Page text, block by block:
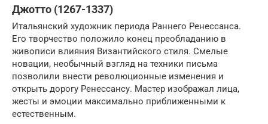
Джотто (1267-1337)
Итальянский художник периода Раннего Ренессанса.
Его творчество положило конец преобладанию в
живописи влияния Византийского стиля. Смелые
новации, необычный взгляд на техники письма
позволили внести революционные изменения и
открыть дорогу Ренессансу. Мастер изображал лица,
жесты и эмоции максимально приближенными к
естественным.